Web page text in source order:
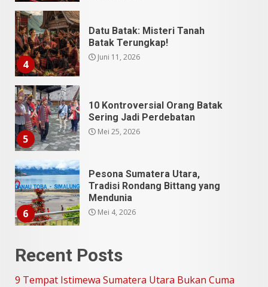
4
Datu Batak: Misteri Tanah
Batak Terungkap!
Juni 11, 2026
5
10 Kontroversial Orang Batak
Sering Jadi Perdebatan
Mei 25, 2026
6
Pesona Sumatera Utara,
Tradisi Rondang Bittang yang
Mendunia
Mei 4, 2026
SUCI Season 11: Finalis Stand
April 23, 2026
Recent Posts
9 Tempat Istimewa Sumatera Utara Bukan Cuma